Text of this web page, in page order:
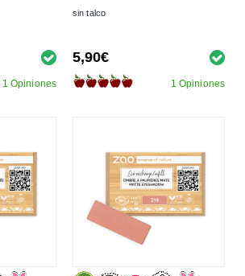
1 Opiniones
sin talco
5,90€
1 Opiniones